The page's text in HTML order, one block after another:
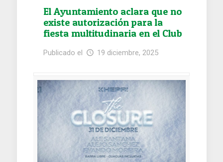
El Ayuntamiento aclara que no
existe autorización para la
fiesta multitudinaria en el Club
Publicado el 19 diciembre, 2025